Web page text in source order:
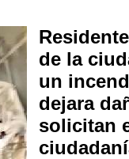
de la
un
dejara
solicitan